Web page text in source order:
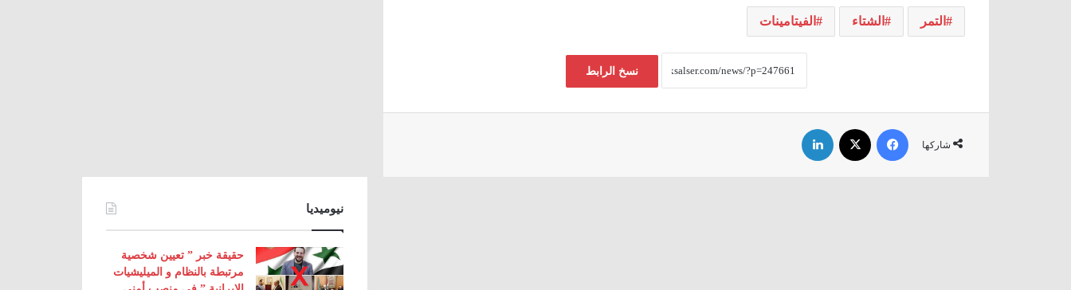
التمر الشتاء الفيتامينات
نسخ الرابط
شاركها
فيسبوك
نيوميديا
حقيقة خبر ” تعيين شخصية
مرتبطة بالنظام و الميليشيات